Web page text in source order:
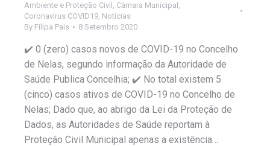
Ambiente e Proteção Civil Câmara Municipal
Coronavirus COVID19 Notícias
By Filipa Pais 8 Setembro 2020
✔️ 0 (zero) casos novos de COVID-19 no Concelho
de Nelas, segundo informação da Autoridade de
Saúde Publica Concelhia; ✔️ No total existem 5
(cinco) casos ativos de COVID-19 no Concelho de
Nelas; Dado que, ao abrigo da Lei da Proteção de
Dados, as Autoridades de Saúde reportam à
Proteção Civil Municipal apenas a existência…